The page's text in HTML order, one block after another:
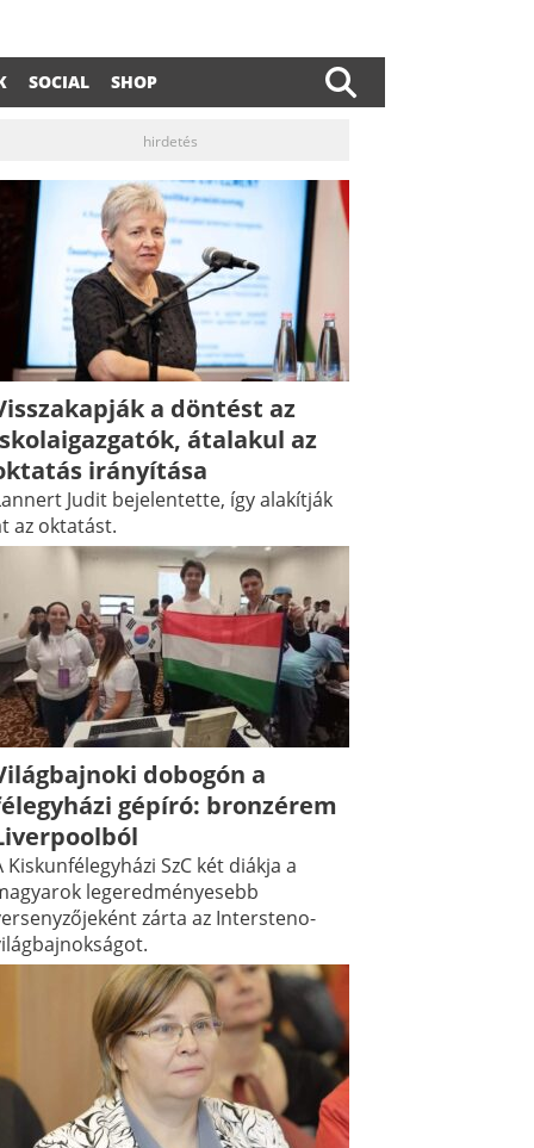
SOCIAL SHOP
hirdetés
a döntést az
átalakul az
irányítása
Judit bejelentette, így alakítják
az oktatást.
dobogón a
gépíró: bronzérem
Kiskunfélegyházi SzC két diákja a
legeredményesebb
zárta az Intersteno-